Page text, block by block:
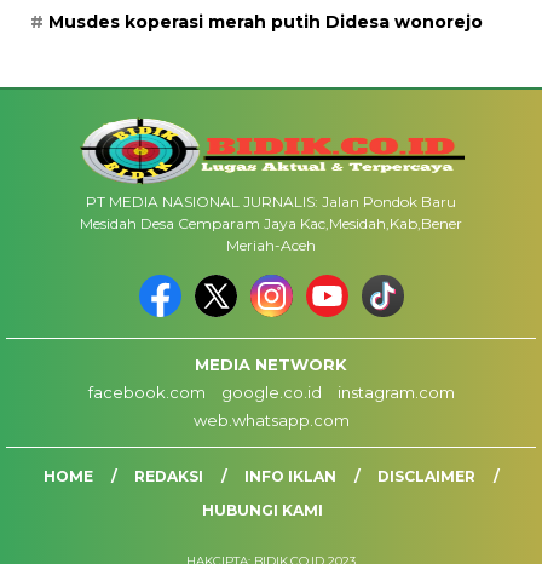
Musdes koperasi merah putih Didesa wonorejo
PT MEDIA NASIONAL JURNALIS: Jalan Pondok Baru
Mesidah Desa Cemparam Jaya Kac,Mesidah,Kab,Bener
Meriah-Aceh
MEDIA NETWORK
facebook.com
google.co.id
instagram.com
web.whatsapp.com
HOME REDAKSI INFO IKLAN
DISCLAIMER
HUBUNGI KAMI
HAKCIPTA: BIDIK.CO.ID 2023